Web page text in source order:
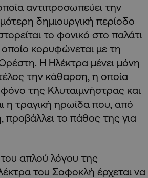
αντιπροσωπεύει την
δημιουργική περίοδο
το φονικό στο παλάτι
κορυφώνεται με τη
Η Ηλέκτρα μένει μόνη
την κάθαρση, η οποία
φόνο της Κλυταιμνήστρας και
η τραγική ηρωίδα που, από
προβάλλει το πάθος της για
απλού λόγου της
του Σοφοκλή έρχεται να